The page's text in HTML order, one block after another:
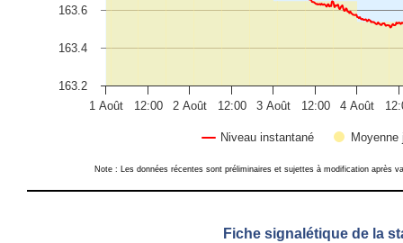
Niveau instantané Moyenne
1 Août 12:00 2 Août 12:00 3 Août 12:00 4 Août
163.2
163.4
163.6
End of interactive chart.
Note : Les données récentes sont préliminaires et sujettes à modification après
Fiche signalétique de la